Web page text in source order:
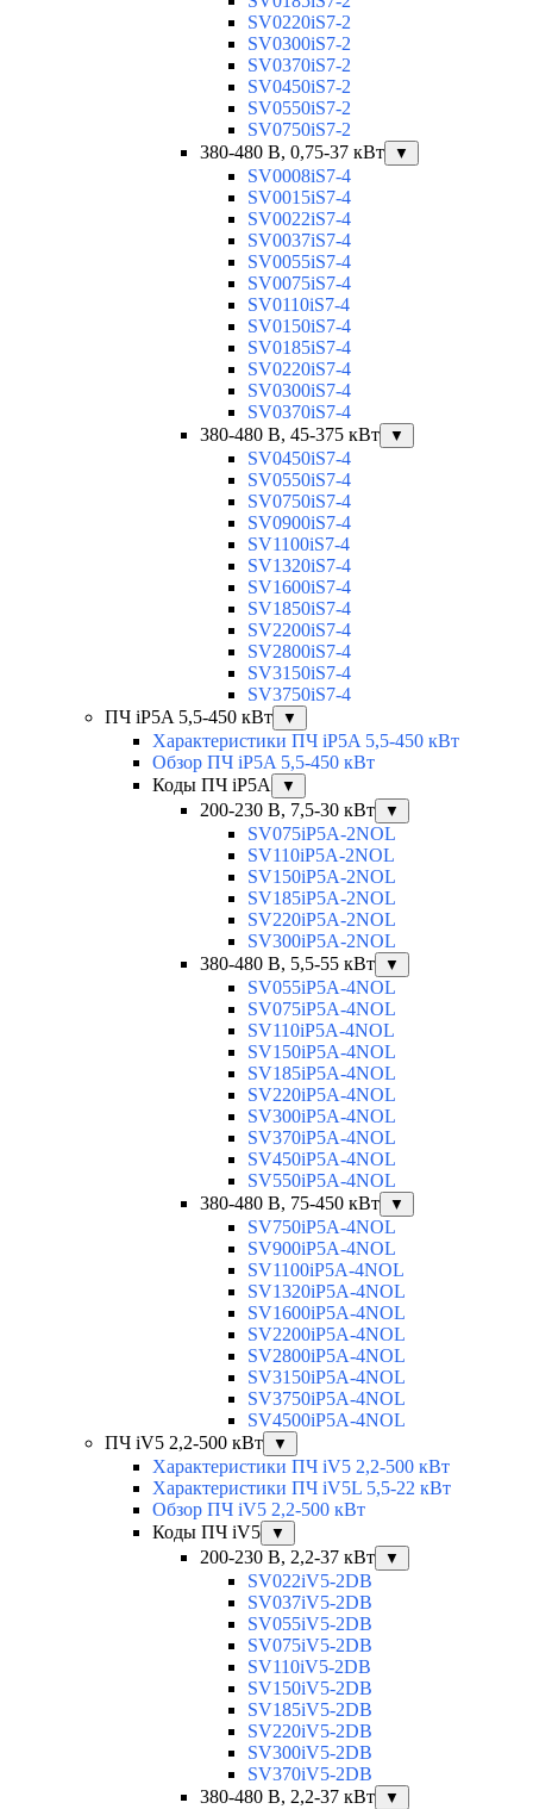
SV0220iS7-2
SV0300iS7-2
SV0370iS7-2
SV0450iS7-2
SV0550iS7-2
SV0750iS7-2
380-480 В, 0,75-37 кВт
▼
SV0008iS7-4
SV0015iS7-4
SV0022iS7-4
SV0037iS7-4
SV0055iS7-4
SV0075iS7-4
SV0110iS7-4
SV0150iS7-4
SV0185iS7-4
SV0220iS7-4
SV0300iS7-4
SV0370iS7-4
380-480 В, 45-375 кВт
▼
SV0450iS7-4
SV0550iS7-4
SV0750iS7-4
SV0900iS7-4
SV1100iS7-4
SV1320iS7-4
SV1600iS7-4
SV1850iS7-4
SV2200iS7-4
SV2800iS7-4
SV3150iS7-4
SV3750iS7-4
ПЧ iP5A 5,5-450 кВт
▼
Характеристики ПЧ iP5A 5,5-450 кВт
Обзор ПЧ iP5A 5,5-450 кВт
Коды ПЧ iP5A
▼
200-230 В, 7,5-30 кВт ▼
SV075iP5A-2NOL
SV110iP5A-2NOL
SV150iP5A-2NOL
SV185iP5A-2NOL
SV220iP5A-2NOL
SV300iP5A-2NOL
380-480 В, 5,5-55 кВт
▼
SV055iP5A-4NOL
SV075iP5A-4NOL
SV110iP5A-4NOL
SV150iP5A-4NOL
SV185iP5A-4NOL
SV220iP5A-4NOL
SV300iP5A-4NOL
SV370iP5A-4NOL
SV450iP5A-4NOL
SV550iP5A-4NOL
380-480 В, 75-450 кВт
▼
SV750iP5A-4NOL
SV900iP5A-4NOL
SV1100iP5A-4NOL
SV1320iP5A-4NOL
SV1600iP5A-4NOL
SV2200iP5A-4NOL
SV2800iP5A-4NOL
SV3150iP5A-4NOL
SV3750iP5A-4NOL
SV4500iP5A-4NOL
ПЧ iV5 2,2-500 кВт
▼
Характеристики ПЧ iV5 2,2-500 кВт
Характеристики ПЧ iV5L 5,5-22 кВт
Обзор ПЧ iV5 2,2-500 кВт
Коды ПЧ iV5
▼
200-230 В, 2,2-37 кВт ▼
SV022iV5-2DB
SV037iV5-2DB
SV055iV5-2DB
SV075iV5-2DB
SV110iV5-2DB
SV150iV5-2DB
SV185iV5-2DB
SV220iV5-2DB
SV300iV5-2DB
SV370iV5-2DB
380-480 В, 2,2-37 кВт
▼